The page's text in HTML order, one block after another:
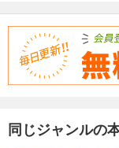
同じジャンルの